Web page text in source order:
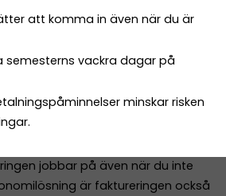
att komma in även när du är
semesterns vackra dagar på
minskar risken
jobbar på även när du inte
är faktureringen också